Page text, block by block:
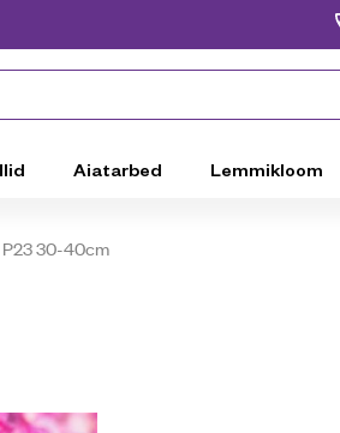
Aiatarbed Lemmikloom
P23 30-40cm